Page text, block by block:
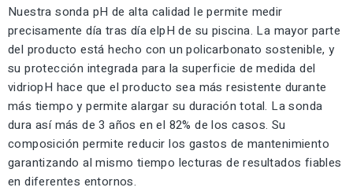
Nuestra sonda pH de alta calidad le permite medir
precisamente día tras día elpH de su piscina. La mayor parte
del producto está hecho con un policarbonato sostenible, y
su protección integrada para la superficie de medida del
vidriopH hace que el producto sea más resistente durante
más tiempo y permite alargar su duración total. La sonda
dura así más de 3 años en el 82% de los casos. Su
composición permite reducir los gastos de mantenimiento
garantizando al mismo tiempo lecturas de resultados fiables
en diferentes entornos.